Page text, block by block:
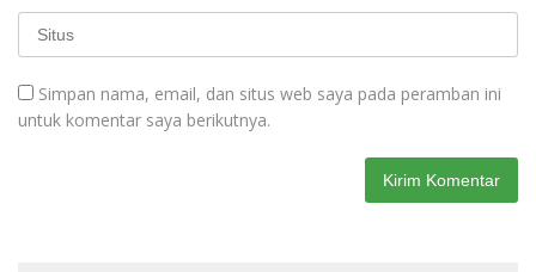
Simpan nama, email, dan situs web saya pada peramban ini
untuk komentar saya berikutnya.